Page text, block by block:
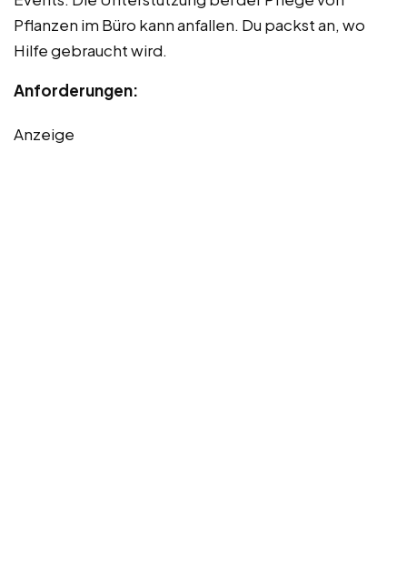
Pflanzen im Büro kann anfallen. Du packst an, wo
Hilfe gebraucht wird.
Anforderungen:
Anzeige